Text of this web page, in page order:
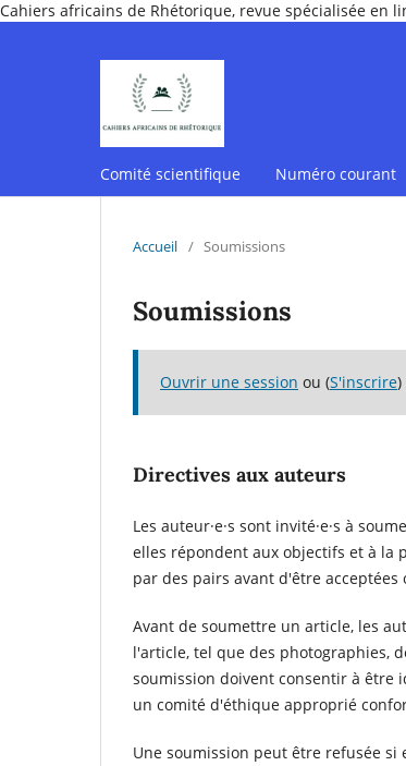
Cahiers africains de Rhétorique, revue spécialisée
Comité scientifique Numéro courant
Accueil / Soumissions
Soumissions
Ouvrir une session ou (S'inscrire
Directives aux auteurs
Les auteur·e·s sont invité·e·s à
elles répondent aux objectifs et à la
par des pairs avant d'être acceptées
Avant de soumettre un article, les
l'article, tel que des photographies,
soumission doivent consentir à être
un comité d'éthique approprié
Une soumission peut être refusée